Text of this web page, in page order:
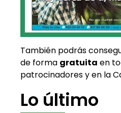
También podrás
de forma gratuita en
patrocinadores y en la
Lo último